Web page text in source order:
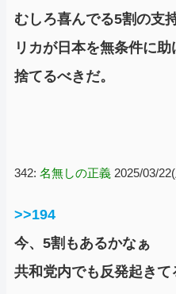
むしろ喜んでる5割の支
リカが日本を無条件に
捨てるべきだ。
342: 名無しの正義 2025/03/
>>194
今、5割もあるかなぁ
共和党内でも反発起きて